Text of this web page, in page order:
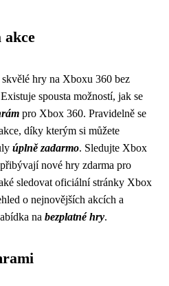
akce
hry na Xboxu 360 bez
spousta možností, jak se
pro Xbox 360. Pravidelně se
díky kterým si můžete
úplně zadarmo. Sledujte Xbox
nové hry zdarma pro
sledovat oficiální stránky Xbox
o nejnovějších akcích a
na bezplatné hry.